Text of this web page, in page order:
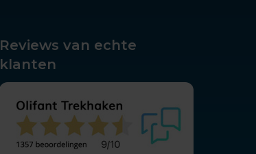
Reviews van echte
klanten